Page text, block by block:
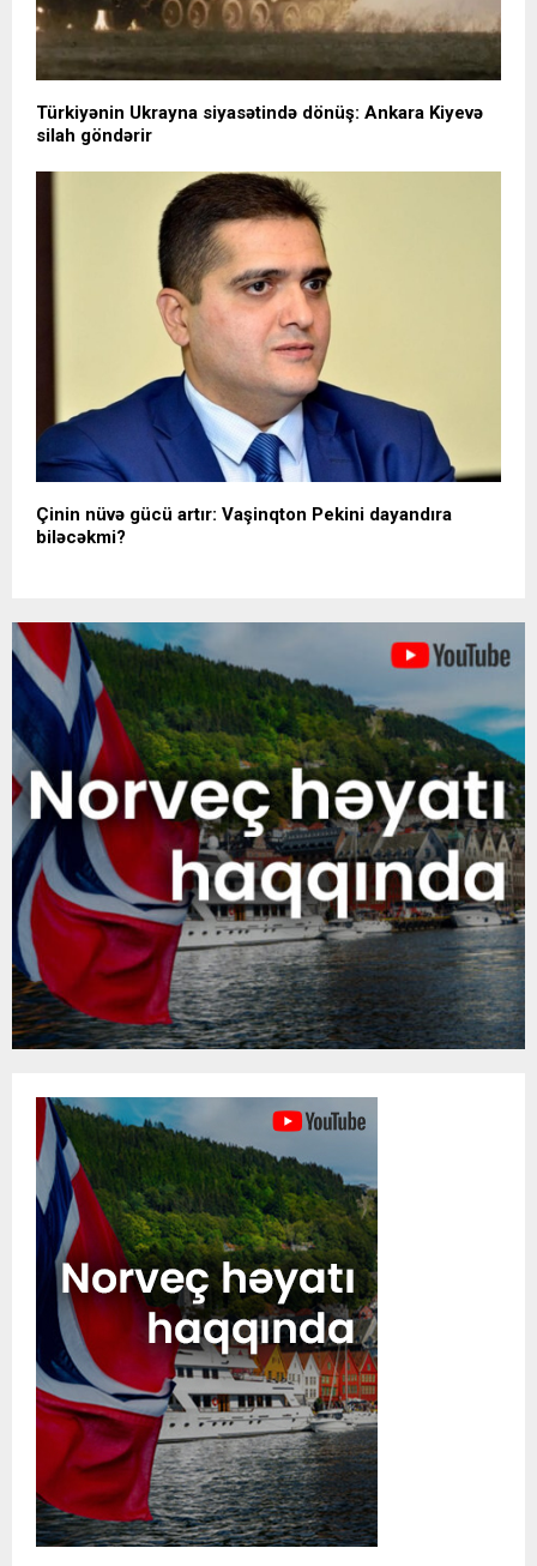
Türkiyənin Ukrayna siyasətində dönüş: Ankara Kiyevə
silah göndərir
Çinin nüvə gücü artır: Vaşinqton Pekini dayandıra
biləcəkmi?